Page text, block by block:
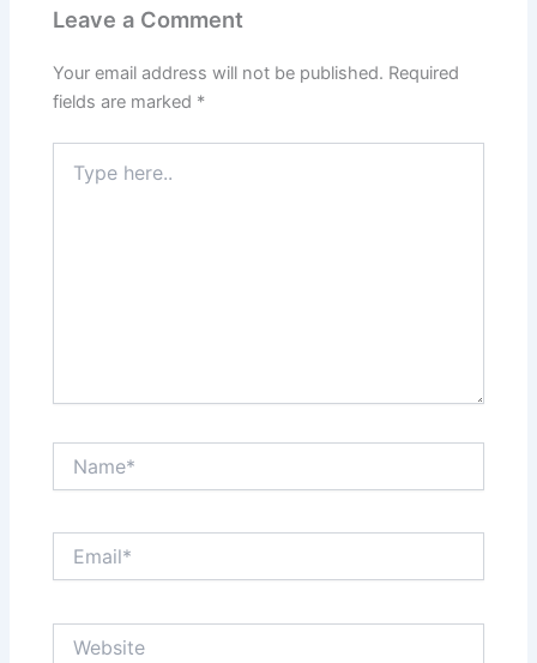
Leave a Comment
Your email address will not be published. Required
fields are marked *
here..